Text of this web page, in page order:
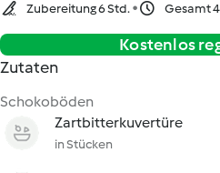
Zubereitung 6 Std. Gesamt
Kostenlos
Zutaten
Schokoböden
Zartbitterkuvertüre
in Stücken